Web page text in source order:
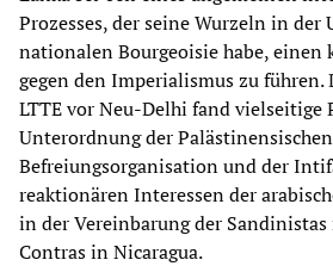
Prozesses, der seine Wurzeln in der
nationalen Bourgeoisie habe, einen
gegen den Imperialismus zu
LTTE vor Neu-Delhi fand vielseitige
Unterordnung der Palästinensischen
Befreiungsorganisation und der
reaktionären Interessen der
in der Vereinbarung der
Contras in Nicaragua.